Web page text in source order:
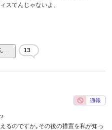
スてんじゃないよ、
… 13
るのですか｡その後の措置を私が知っ